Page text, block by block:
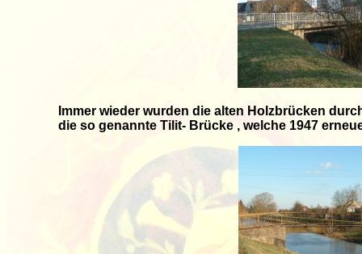
Immer wieder wurden die alten Holzbrücken
die so genannte Tilit- Brücke , welche 1947